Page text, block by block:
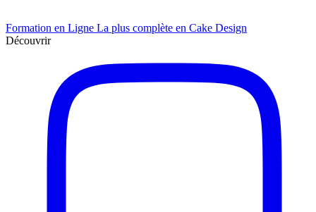
Formation en Ligne La plus complète en Cake Design
Découvrir